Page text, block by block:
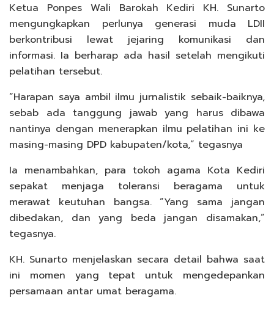
Ketua Ponpes Wali Barokah Kediri KH. Sunarto
mengungkapkan perlunya generasi muda LDII
berkontribusi lewat jejaring komunikasi dan
informasi. Ia berharap ada hasil setelah mengikuti
pelatihan tersebut.
“Harapan saya ambil ilmu jurnalistik sebaik-baiknya,
sebab ada tanggung jawab yang harus dibawa
nantinya dengan menerapkan ilmu pelatihan ini ke
masing-masing DPD kabupaten/kota,” tegasnya
Ia menambahkan, para tokoh agama Kota Kediri
sepakat menjaga toleransi beragama untuk
merawat keutuhan bangsa. “Yang sama jangan
dibedakan, dan yang beda jangan disamakan,”
tegasnya.
KH. Sunarto menjelaskan secara detail bahwa saat
ini momen yang tepat untuk mengedepankan
persamaan antar umat beragama.